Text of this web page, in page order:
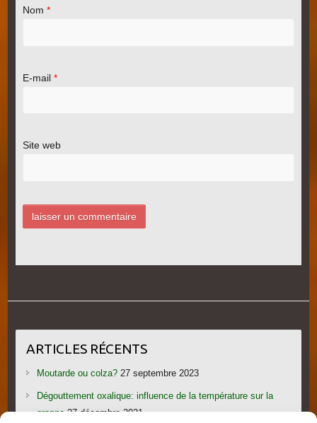
Nom *
E-mail *
Site web
ARTICLES RÉCENTS
Moutarde ou colza? 27 septembre 2023
Dégouttement oxalique: influence de la température sur la
grappe 27 décembre 2021